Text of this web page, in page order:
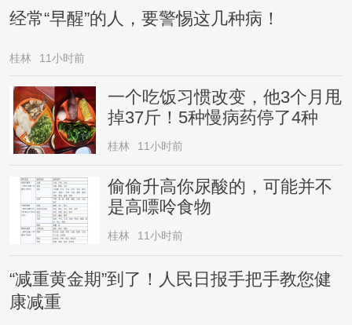
经常“早醒”的人，要警惕这几种病！
桂林 11小时前
一个吃饭习惯改变，他3个月甩
掉37斤！5种慢病药停了4种
桂林 11小时前
偷偷升高你尿酸的，可能并不
是高嘌呤食物
桂林 11小时前
“减重黄金期”到了！人民日报手把手教您健
康减重